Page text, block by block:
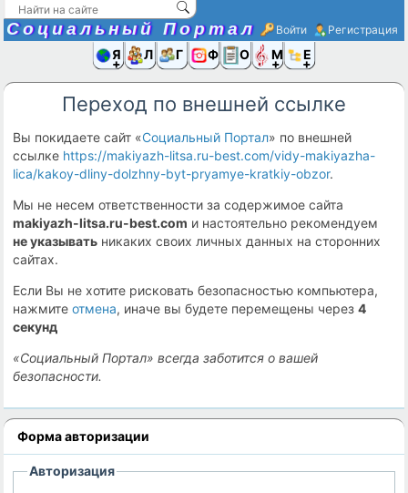
Социальный Портал Войти Регистрация
Я иЛюди
Группы
Фото Ещё
Переход по внешней ссылке
Вы покидаете сайт «Социальный Портал» по внешней
ссылке https://makiyazh-litsa.ru-best.com/vidy-makiyazha-
lica/kakoy-dliny-dolzhny-byt-pryamye-kratkiy-obzor.
Мы не несем ответственности за содержимое сайта
makiyazh-litsa.ru-best.com и настоятельно рекомендуем
не указывать никаких своих личных данных на сторонних
сайтах.
Если Вы не хотите рисковать безопасностью компьютера,
нажмитеотмена, иначе вы будете перемещены через4
секунд
«Социальный Портал» всегда заботится о вашей
безопасности.
Форма авторизации
Авторизация